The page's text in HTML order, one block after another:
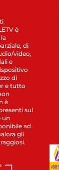
è
di
video,
e
di
e tutto
è
sul
un
ad
gli